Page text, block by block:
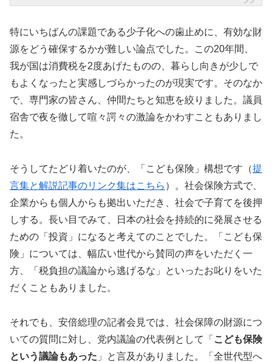
特にいちばんの課題である少子化への歯止めに、有効な財
源をどう確保するかが難しい論点でした。この20年間、
我が国は消費税を2度あげたものの、暮らし向きが少しで
もよくなったと実感しづらかったのが現実です。そのなか
で、専門家の皆さん、仲間たちと知恵を絞りました。議員
宿舎で夜を徹して喧々諤々の激論をかわすこともありまし
た。
そうしてたどり着いたのが、「こども保険」構想です（提
言集と解説記事のリンク集はこちら ）。社会保険方式で、
企業からも個人からも拠出いただき、社会で子育てを後押
しする。長い目でみて、日本の社会を持続的に発展させる
ための「投資」になると考えてのことでした。「こども保
険」については、幅広い世代から賛同の声をいただく一
方、「税負担の議論から逃げるな」といったお叱りをいた
だくこともありました。
それでも、安倍総理の記者会見では、社会保障の財源につ
いての質問に対し、党内議論の代表例として「 こども保険
という議論もあった 」と言及がありました。「全世代型へ